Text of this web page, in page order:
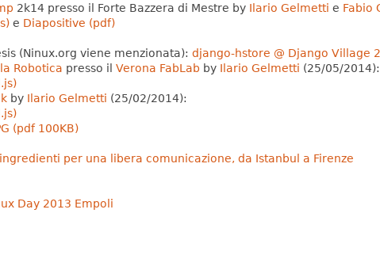
2k14 presso il Forte Bazzera di Mestre by Ilario Gelmetti e Fabio
e Diapositive (pdf)
(Ninux.org viene menzionata): django-hstore @ Django Village
Robotica presso il Verona FabLab by Ilario Gelmetti (25/05/2014):
by Ilario Gelmetti (25/02/2014):
(pdf 100KB)
per una libera comunicazione, da Istanbul a Firenze
Day 2013 Empoli